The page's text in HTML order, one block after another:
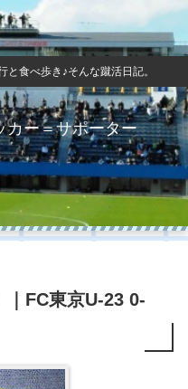
食べ歩き♪そんな蹴活日記。
カー＝サポーター
｜FC東京U-23 0-